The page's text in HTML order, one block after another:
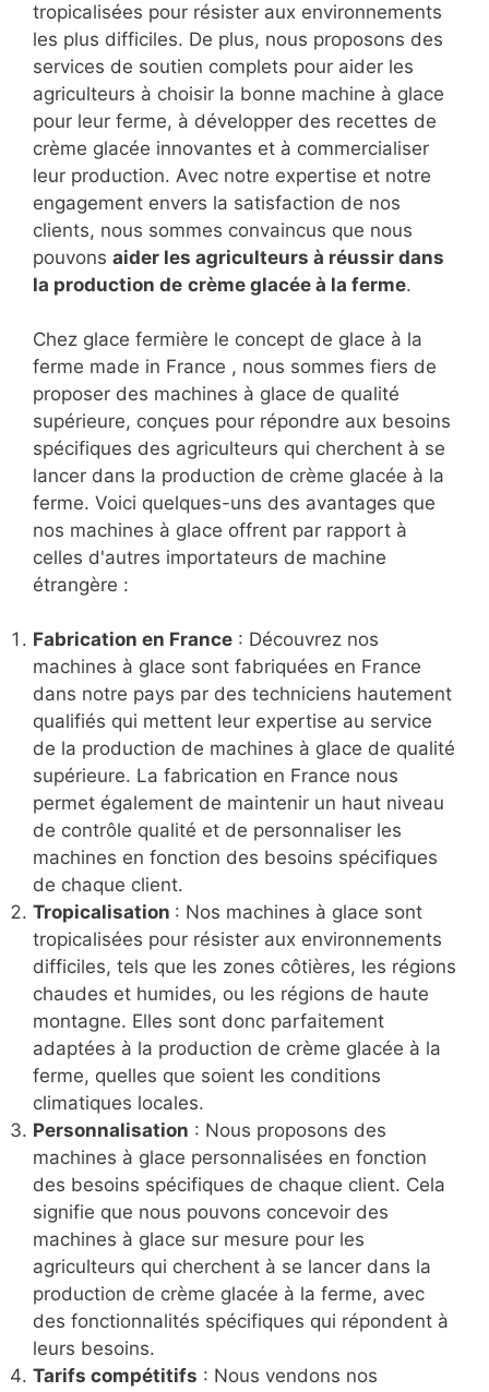
tropicalisées pour résister aux environnements
les plus difficiles. De plus, nous proposons des
services de soutien complets pour aider les
agriculteurs à choisir la bonne machine à glace
pour leur ferme, à développer des recettes de
crème glacée innovantes et à commercialiser
leur production. Avec notre expertise et notre
engagement envers la satisfaction de nos
clients, nous sommes convaincus que nous
pouvons aider les agriculteurs à réussir dans
la production de crème glacée à la ferme.
Chez glace fermière le concept de glace à la
ferme made in France , nous sommes fiers de
proposer des machines à glace de qualité
supérieure, conçues pour répondre aux besoins
spécifiques des agriculteurs qui cherchent à se
lancer dans la production de crème glacée à la
ferme. Voici quelques-uns des avantages que
nos machines à glace offrent par rapport à
celles d'autres importateurs de machine
étrangère :
Fabrication en France : Découvrez nos
machines à glace sont fabriquées en France
dans notre pays par des techniciens hautement
qualifiés qui mettent leur expertise au service
de la production de machines à glace de qualité
supérieure. La fabrication en France nous
permet également de maintenir un haut niveau
de contrôle qualité et de personnaliser les
machines en fonction des besoins spécifiques
de chaque client.
Tropicalisation : Nos machines à glace sont
tropicalisées pour résister aux environnements
difficiles, tels que les zones côtières, les régions
chaudes et humides, ou les régions de haute
montagne. Elles sont donc parfaitement
adaptées à la production de crème glacée à la
ferme, quelles que soient les conditions
climatiques locales.
Personnalisation : Nous proposons des
machines à glace personnalisées en fonction
des besoins spécifiques de chaque client. Cela
signifie que nous pouvons concevoir des
machines à glace sur mesure pour les
agriculteurs qui cherchent à se lancer dans la
production de crème glacée à la ferme, avec
des fonctionnalités spécifiques qui répondent à
leurs besoins.
Tarifs compétitifs : Nous vendons nos